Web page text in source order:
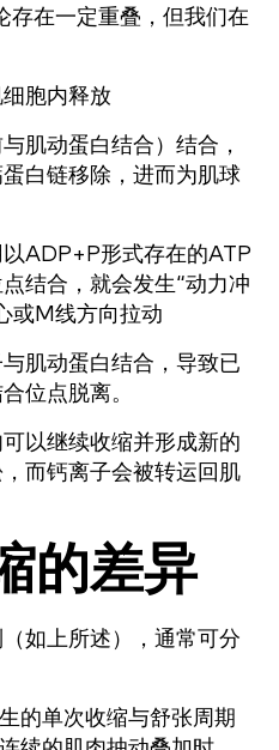
存在一定重叠，但我们在
胞内释放
肌动蛋白结合）结合，
白链移除，进而为肌球
ADP+P形式存在的ATP
结合，就会发生“动力冲
或M线方向拉动
肌动蛋白结合，导致已
位点脱离。
以继续收缩并形成新的
而钙离子会被转运回肌
的差异
如上所述），通常可分
的单次收缩与舒张周期